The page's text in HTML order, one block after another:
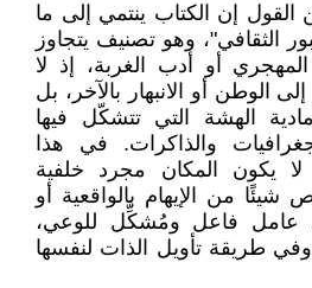
القول إن الكتاب ينتمي إلى ما
الثقافي"، وهو تصنيف يتجاوز
المهجري أو أدب الغربة، إذ لا
الوطن أو الانبهار بالآخر، بل
الهشة التي تتشكّل فيها
والذاكرات. في هذا
لا يكون المكان مجرد خلفية
من الإيهام بالواقعية أو
عامل فاعل ومُشكِّل للوعي،
طريقة تأويل الذات لنفسها